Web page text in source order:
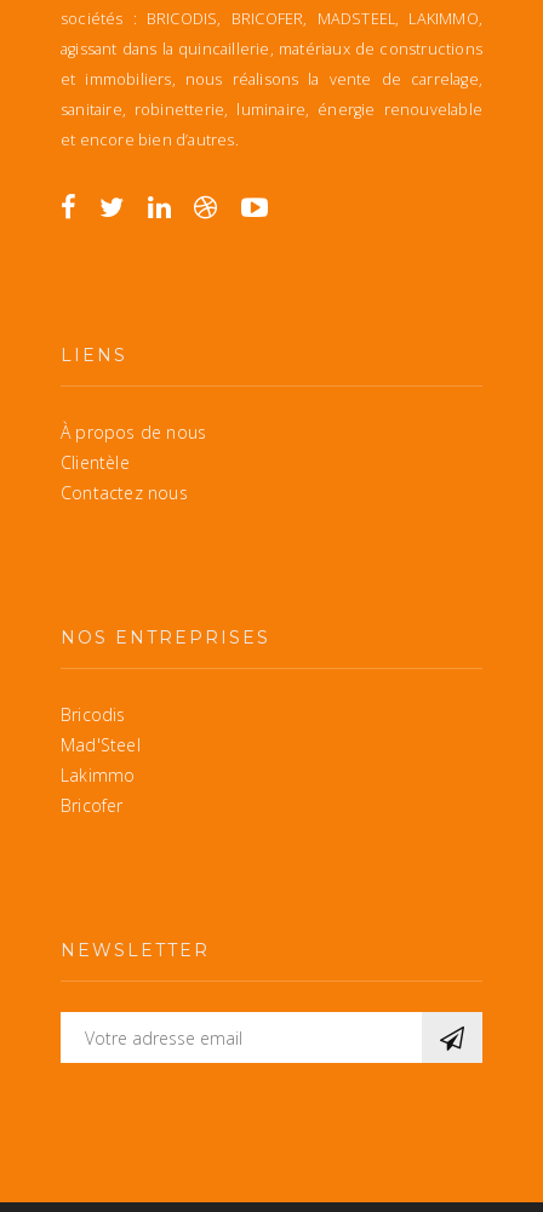
sociétés : BRICODIS, BRICOFER, MADSTEEL, LAKIMMO,
agissant dans la quincaillerie, matériaux de constructions
et immobiliers, nous réalisons la vente de carrelage,
sanitaire, robinetterie, luminaire, énergie renouvelable
et encore bien d’autres.
LIENS
À propos de nous
Clientèle
Contactez nous
NOS ENTREPRISES
Bricodis
Mad'Steel
Lakimmo
Bricofer
NEWSLETTER